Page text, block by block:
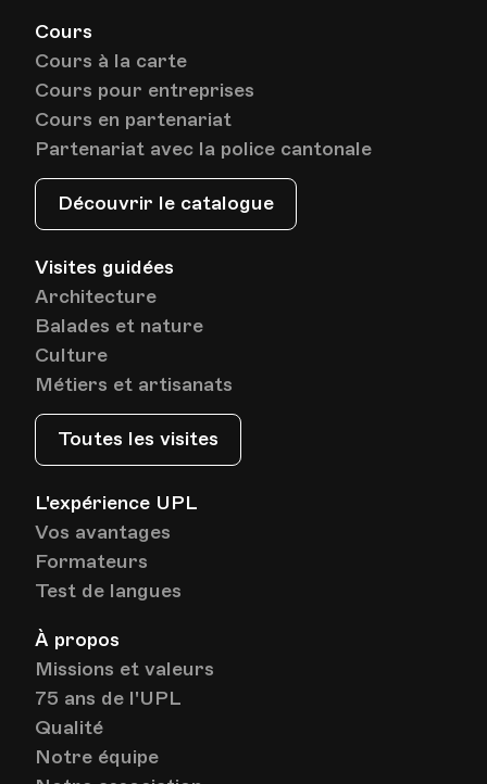
Date15.01.2025
Lieu
HEP - Haute Ecole Pédagogique - Salle 725
1005, Lausanne
Av. de Cour 33
Date22.01.2025
Lieu
HEP - Haute Ecole Pédagogique - Salle 725
1005, Lausanne
Lieu
HEP - Haute Ecole Pédagogique - Salle 725
1005, Lausanne
Av. de Cour 33
Lieu
HEP - Haute Ecole Pédagogique - Salle 725
1005, Lausanne
Cours
Cours à la carte
Cours pour entreprises
Cours en partenariat
Partenariat avec la police cantonale
Découvrir le catalogue
Visites guidées
Architecture
Balades et nature
Culture
Métiers et artisanats
Toutes les visites
L'expérience UPL
Vos avantages
Formateurs
Test de langues
À propos
Missions et valeurs
75 ans de l'UPL
Qualité
Notre équipe